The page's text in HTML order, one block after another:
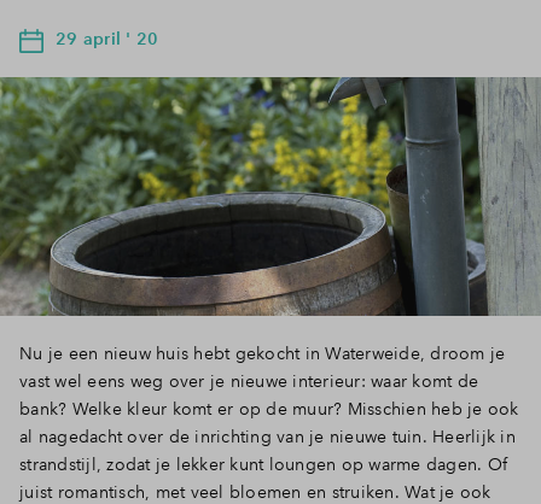
29 april ' 20
Nu je een nieuw huis hebt gekocht in Waterweide, droom je
vast wel eens weg over je nieuwe interieur: waar komt de
bank? Welke kleur komt er op de muur? Misschien heb je ook
al nagedacht over de inrichting van je nieuwe tuin. Heerlijk in
strandstijl, zodat je lekker kunt loungen op warme dagen. Of
juist romantisch, met veel bloemen en struiken. Wat je ook